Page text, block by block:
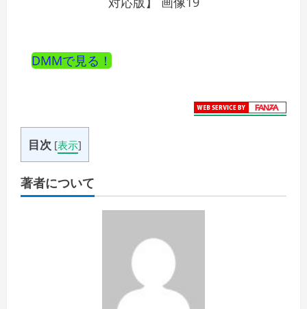
DMMで見る！
目次 [表示]
著者について